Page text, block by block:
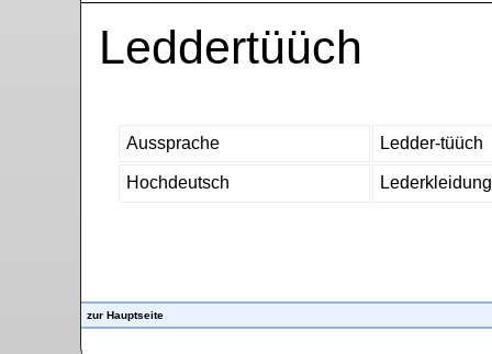
Leddertüüch
Aussprache Ledder-tüüch
Hochdeutsch
zur Hauptseite